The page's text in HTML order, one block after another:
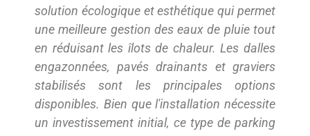
solution écologique et esthétique qui permet
une meilleure gestion des eaux de pluie tout
en réduisant les îlots de chaleur. Les dalles
engazonnées, pavés drainants et graviers
stabilisés sont les principales options
disponibles. Bien que l'installation nécessite
un investissement initial, ce type de parking